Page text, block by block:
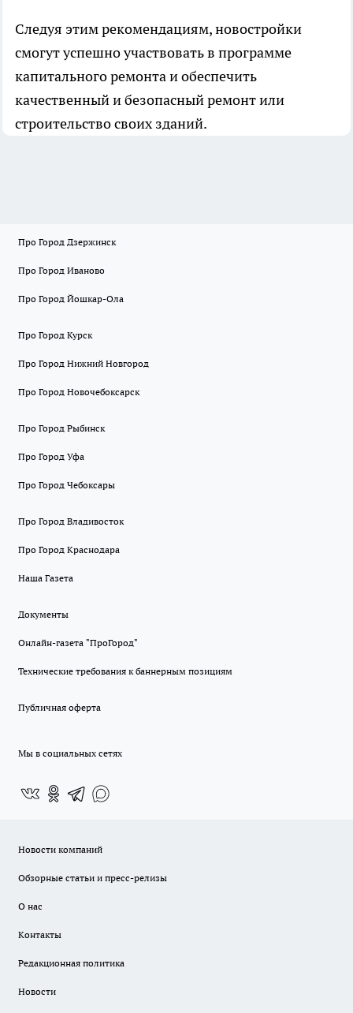
Следуя этим рекомендациям, новостройки
смогут успешно участвовать в программе
капитального ремонта и обеспечить
качественный и безопасный ремонт или
строительство своих зданий.
Про Город Дзержинск
Про Город Иваново
Про Город Йошкар-Ола
Про Город Курск
Про Город Нижний Новгород
Про Город Новочебоксарск
Про Город Рыбинск
Про Город Уфа
Про Город Чебоксары
Про Город Владивосток
Про Город Краснодара
Наша Газета
Документы
Онлайн-газета "ПроГород"
Технические требования к баннерным позициям
Публичная оферта
Мы в социальных сетях
Новости компаний
Обзорные статьи и пресс-релизы
О нас
Контакты
Редакционная политика
Новости